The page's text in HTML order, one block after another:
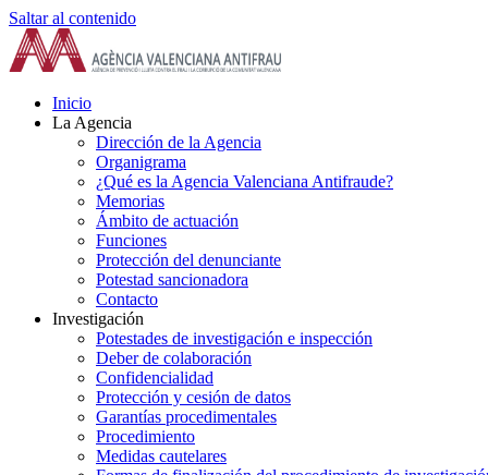
Saltar al contenido
Inicio
La Agencia
Dirección de la Agencia
Organigrama
¿Qué es la Agencia Valenciana Antifraude?
Memorias
Ámbito de actuación
Funciones
Protección del denunciante
Potestad sancionadora
Contacto
Investigación
Potestades de investigación e inspección
Deber de colaboración
Confidencialidad
Protección y cesión de datos
Garantías procedimentales
Procedimiento
Medidas cautelares